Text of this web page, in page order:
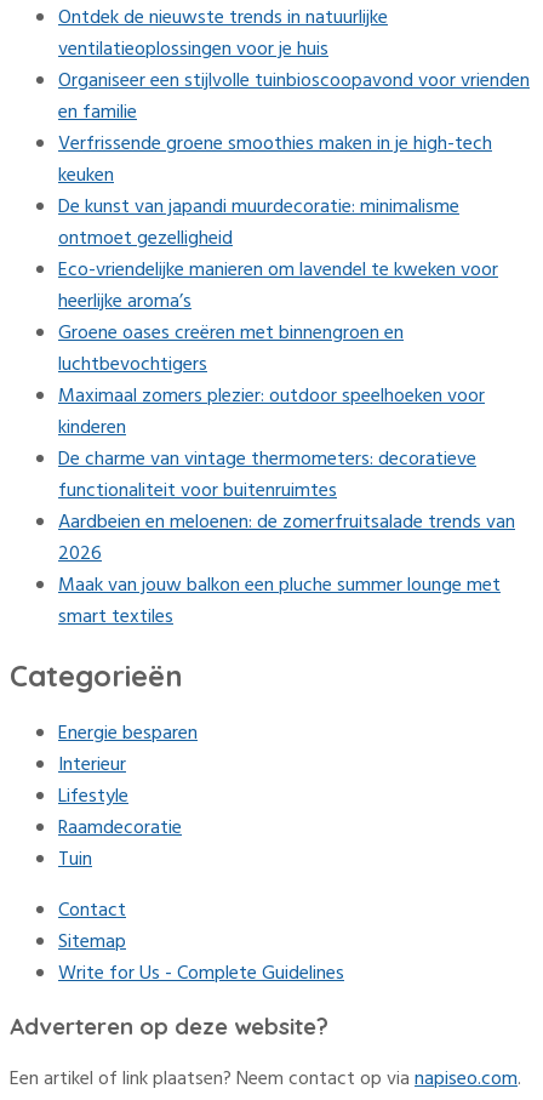
Ontdek de nieuwste trends in natuurlijke
ventilatieoplossingen voor je huis
Organiseer een stijlvolle tuinbioscoopavond voor vrienden
en familie
Verfrissende groene smoothies maken in je high-tech
keuken
De kunst van japandi muurdecoratie: minimalisme
ontmoet gezelligheid
Eco-vriendelijke manieren om lavendel te kweken voor
heerlijke aroma’s
Groene oases creëren met binnengroen en
luchtbevochtigers
Maximaal zomers plezier: outdoor speelhoeken voor
kinderen
De charme van vintage thermometers: decoratieve
functionaliteit voor buitenruimtes
Aardbeien en meloenen: de zomerfruitsalade trends van
2026
Maak van jouw balkon een pluche summer lounge met
smart textiles
Categorieën
Energie besparen
Interieur
Lifestyle
Raamdecoratie
Tuin
Contact
Sitemap
Write for Us - Complete Guidelines
Adverteren op deze website?
Een artikel of link plaatsen? Neem contact op vianapiseo.com.